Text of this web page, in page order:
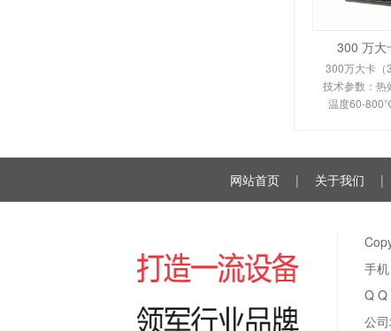
300 万大
300万大卡（
技术参数：热
温度60-
换热原理
网站首页 | 关于我们 |
手
Q Q
公